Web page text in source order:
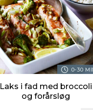
0-30
Laks i fad med broccoli
og forårsløg